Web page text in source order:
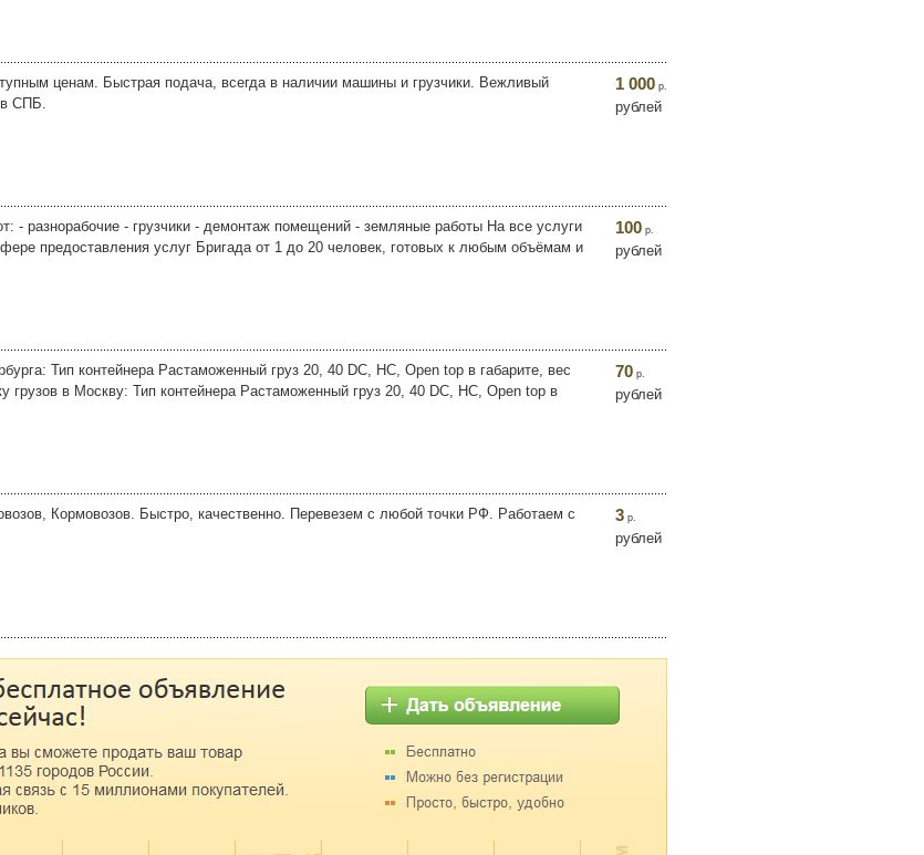
ценам. Быстрая подача, всегда в наличии машины и грузчики. Вежливый
в СПБ.
1 000 р.
рублей
- разнорабочие - грузчики - демонтаж помещений - земляные работы На все услуги
предоставления услуг Бригада от 1 до 20 человек, готовых к любым объёмам и
100 р.
рублей
Тип контейнера Растаможенный груз 20, 40 DC, HC, Open top в габарите, вес
грузов в Москву: Тип контейнера Растаможенный груз 20, 40 DC, HC, Open top в
70 р.
рублей
Кормовозов. Быстро, качественно. Перевезем с любой точки РФ. Работаем с
3 р.
рублей